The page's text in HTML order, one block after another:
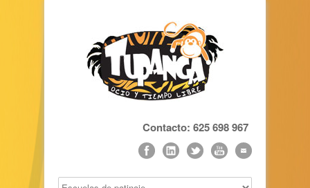
Contacto: 625 698 967